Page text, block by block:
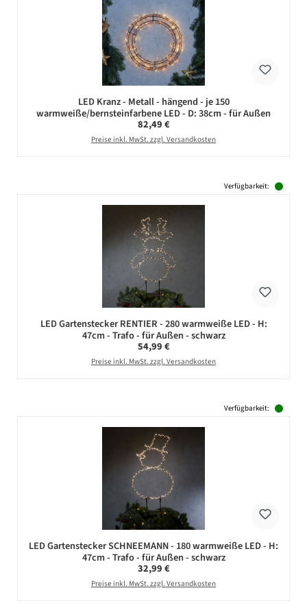
LED Kranz - Metall - hängend - je 150
warmweiße/bernsteinfarbene LED - D: 38cm - für Außen
Regulärer Preis:
82,49 €
Preise inkl. MwSt. zzgl. Versandkosten
Verfügbarkeit:
LED Gartenstecker RENTIER - 280 warmweiße LED - H:
47cm - Trafo - für Außen - schwarz
Regulärer Preis:
54,99 €
Preise inkl. MwSt. zzgl. Versandkosten
Verfügbarkeit:
LED Gartenstecker SCHNEEMANN - 180 warmweiße LED - H:
47cm - Trafo - für Außen - schwarz
Regulärer Preis:
32,99 €
Preise inkl. MwSt. zzgl. Versandkosten